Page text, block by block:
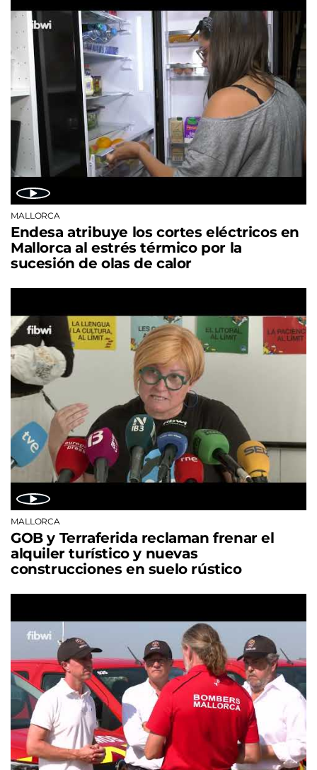
MALLORCA
Endesa atribuye los cortes eléctricos en
Mallorca al estrés térmico por la
sucesión de olas de calor
MALLORCA
GOB y Terraferida reclaman frenar el
alquiler turístico y nuevas
construcciones en suelo rústico